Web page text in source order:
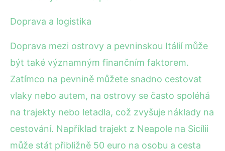
Doprava a logistika
Doprava mezi ostrovy a pevninskou Itálií může
být také významným finančním faktorem.
Zatímco na pevnině můžete snadno cestovat
vlaky nebo autem, na ostrovy se často spoléhá
na trajekty nebo letadla, což zvyšuje náklady na
cestování. Například trajekt z Neapole na Sicílii
může stát přibližně 50 euro na osobu a cesta